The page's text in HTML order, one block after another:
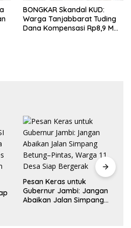
BONGKAR Skandal KUD:
Warga Tanjabbarat Tuding
Dana Kompensasi Rp8,9 M
Mazlan Bantah Isu
Pengalihan Anggaran
Jalan Simpang Betung–
Pintas